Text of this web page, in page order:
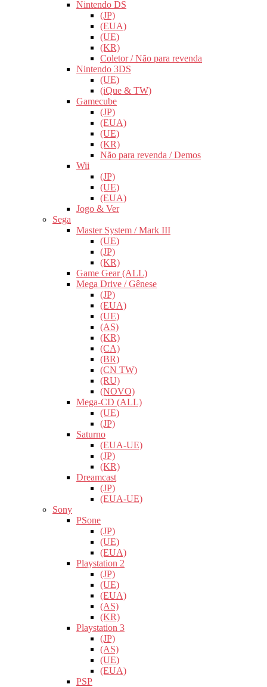
Nintendo DS
(JP)
(EUA)
(UE)
(KR)
Coletor / Não para revenda
Nintendo 3DS
(UE)
(iQue & TW)
Gamecube
(JP)
(EUA)
(UE)
(KR)
Não para revenda / Demos
Wii
(JP)
(UE)
(EUA)
Jogo & Ver
Sega
Master System / Mark III
(UE)
(JP)
(KR)
Game Gear (ALL)
Mega Drive / Gênese
(JP)
(EUA)
(UE)
(AS)
(KR)
(CA)
(BR)
(CN TW)
(RU)
(NOVO)
Mega-CD (ALL)
(UE)
(JP)
Saturno
(EUA-UE)
(JP)
(KR)
Dreamcast
(JP)
(EUA-UE)
Sony
PSone
(JP)
(UE)
(EUA)
Playstation 2
(JP)
(UE)
(EUA)
(AS)
(KR)
Playstation 3
(JP)
(AS)
(UE)
(EUA)
PSP